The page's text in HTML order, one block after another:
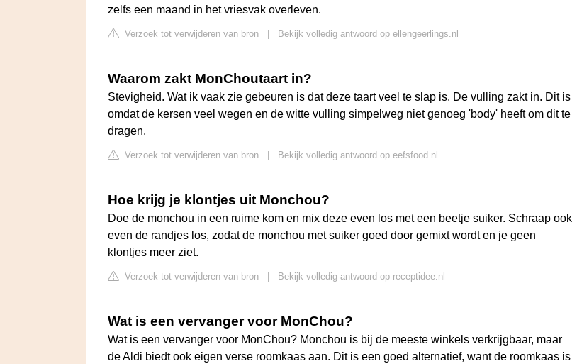
zelfs een maand in het vriesvak overleven.
Verzoek tot verwijderen van bron Bekijk volledig antwoord op ellengeerlings.nl
Waarom zakt MonChoutaart in?
Stevigheid. Wat ik vaak zie gebeuren is dat deze taart veel te slap is. De vulling zakt in. Dit is
omdat de kersen veel wegen en de witte vulling simpelweg niet genoeg 'body' heeft om dit te
dragen.
Verzoek tot verwijderen van bron Bekijk volledig antwoord op eefsfood.nl
Hoe krijg je klontjes uit Monchou?
Doe de monchou in een ruime kom en mix deze even los met een beetje suiker. Schraap ook
even de randjes los, zodat de monchou met suiker goed door gemixt wordt en je geen
klontjes meer ziet.
Verzoek tot verwijderen van bron Bekijk volledig antwoord op receptidee.nl
Wat is een vervanger voor MonChou?
Wat is een vervanger voor MonChou? Monchou is bij de meeste winkels verkrijgbaar, maar
de Aldi biedt ook eigen verse roomkaas aan. Dit is een goed alternatief, want de roomkaas is